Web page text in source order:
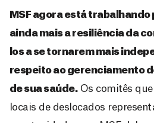
MSF agora está
ainda mais a resiliência da
los a se tornarem mais
respeito ao gerenciamento
de sua saúde.Os comitês que
locais de deslocados